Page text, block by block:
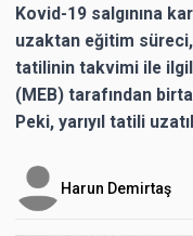
Kovid-19 salgınına
uzaktan eğitim süreci,
tatilinin takvimi ile
(MEB) tarafından
Peki, yarıyıl tatili
Harun Demirtaş